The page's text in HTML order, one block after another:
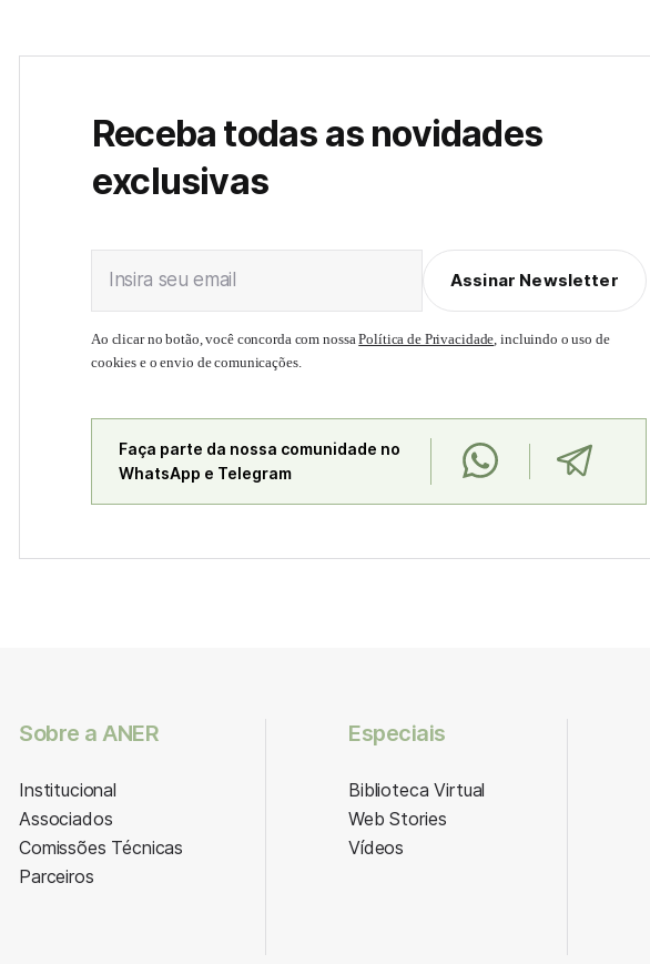
Receba todas as novidades
exclusivas
Insira seu email Assinar Newsletter
Ao clicar no botão, você concorda com nossaPolítica de Privacidade, incluindo o uso de
cookies e o envio de comunicações.
Faça parte da nossa comunidade no
WhatsApp e Telegram
Sobre a ANER
Institucional
Associados
Comissões Técnicas
Parceiros
Especiais
Biblioteca Virtual
Web Stories
Vídeos